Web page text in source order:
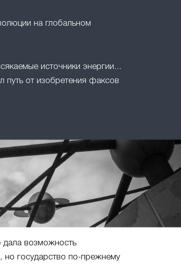
на глобальном
источники энергии...
от изобретения факсов
возможность
но государство по-прежнему